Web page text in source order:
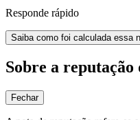
Responde rápido
Saiba como foi calculada essa
Sobre a reputação
Fechar